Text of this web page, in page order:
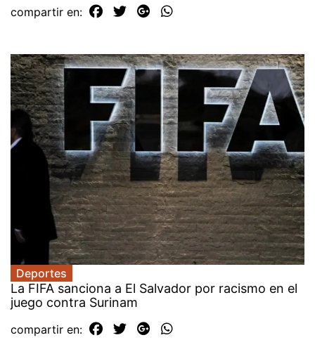
compartir en:
Deportes
La FIFA sanciona a El Salvador por racismo en el
juego contra Surinam
compartir en: